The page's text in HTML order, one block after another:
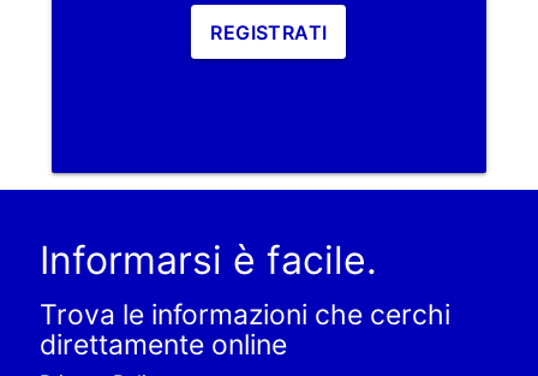
REGISTRATI
Informarsi è facile.
Trova le informazioni che cerchi
direttamente online